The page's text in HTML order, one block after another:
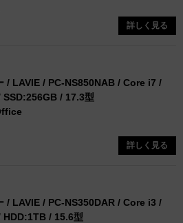
詳しく見る
/ LAVIE / PC-NS850NAB / Core i7 /
SSD:256GB / 17.3型
詳しく見る
/ LAVIE / PC-NS350DAR / Core i3 /
HDD:1TB / 15.6型